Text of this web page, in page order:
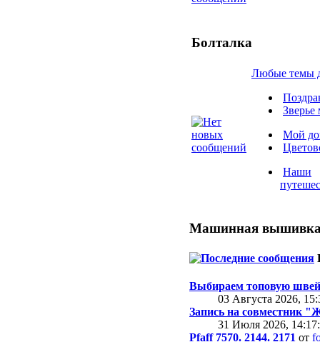
Болталка
Любые темы
Зверье
Мой
Наши
Машинная вышивка
Выбираем топовую
03 Августа 2026,
Запись на совместник
31 Июля 2026,
Pfaff 7570. 2144. 2171 от